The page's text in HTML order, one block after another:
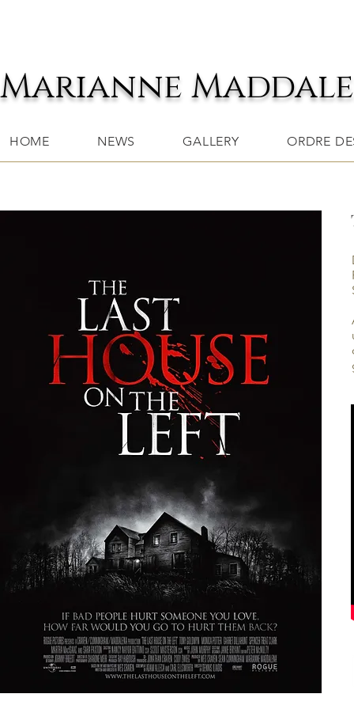
Marianne
HOME NEWS GALLERY ORDRE